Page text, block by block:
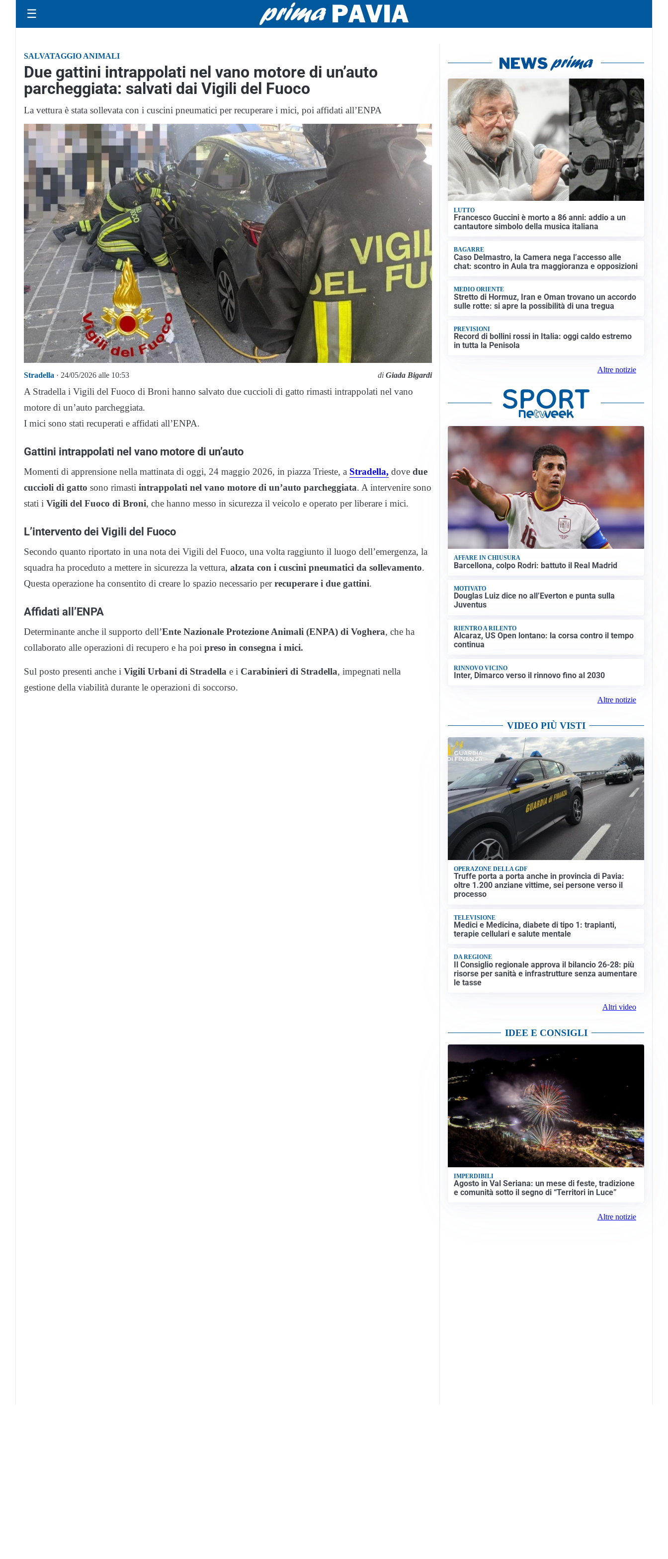
☰
SALVATAGGIO ANIMALI
Due gattini intrappolati nel vano motore di un’auto
parcheggiata: salvati dai Vigili del Fuoco
La vettura è stata sollevata con i cuscini pneumatici per recuperare i mici, poi affidati all’ENPA
Stradella · 24/05/2026 alle 10:53 diGiada Bigardi
A Stradella i Vigili del Fuoco di Broni hanno salvato due cuccioli di gatto rimasti intrappolati nel vano
motore di un’auto parcheggiata.
I mici sono stati recuperati e affidati all’ENPA.
Gattini intrappolati nel vano motore di un’auto
Momenti di apprensione nella mattinata di oggi, 24 maggio 2026, in piazza Trieste, a Stradella, dove due
cuccioli di gatto sono rimasti intrappolati nel vano motore di un’auto parcheggiata. A intervenire sono
stati i Vigili del Fuoco di Broni, che hanno messo in sicurezza il veicolo e operato per liberare i mici.
L’intervento dei Vigili del Fuoco
Secondo quanto riportato in una nota dei Vigili del Fuoco, una volta raggiunto il luogo dell’emergenza, la
squadra ha proceduto a mettere in sicurezza la vettura, alzata con i cuscini pneumatici da sollevamento.
Questa operazione ha consentito di creare lo spazio necessario perrecuperare i due gattini.
Affidati all’ENPA
Determinante anche il supporto dell’Ente Nazionale Protezione Animali (ENPA) di Voghera, che ha
collaborato alle operazioni di recupero e ha poi preso in consegna i mici.
Sul posto presenti anche i Vigili Urbani di Stradella e i Carabinieri di Stradella, impegnati nella
gestione della viabilità durante le operazioni di soccorso.
LUTTO
Francesco Guccini è morto a 86 anni: addio a un
cantautore simbolo della musica italiana
BAGARRE
Caso Delmastro, la Camera nega l’accesso alle
chat: scontro in Aula tra maggioranza e opposizioni
MEDIO ORIENTE
Stretto di Hormuz, Iran e Oman trovano un accordo
sulle rotte: si apre la possibilità di una tregua
PREVISIONI
Record di bollini rossi in Italia: oggi caldo estremo
in tutta la Penisola
Altre notizie
AFFARE IN CHIUSURA
Barcellona, colpo Rodri: battuto il Real Madrid
MOTIVATO
Douglas Luiz dice no all’Everton e punta sulla
Juventus
RIENTRO A RILENTO
Alcaraz, US Open lontano: la corsa contro il tempo
continua
RINNOVO VICINO
Inter, Dimarco verso il rinnovo fino al 2030
Altre notizie
VIDEO PIÙ VISTI
OPERAZONE DELLA GDF
Truffe porta a porta anche in provincia di Pavia:
oltre 1.200 anziane vittime, sei persone verso il
processo
TELEVISIONE
Medici e Medicina, diabete di tipo 1: trapianti,
terapie cellulari e salute mentale
DA REGIONE
Il Consiglio regionale approva il bilancio 26-28: più
risorse per sanità e infrastrutture senza aumentare
le tasse
Altri video
IDEE E CONSIGLI
IMPERDIBILI
Agosto in Val Seriana: un mese di feste, tradizione
e comunità sotto il segno di “Territori in Luce”
Altre notizie